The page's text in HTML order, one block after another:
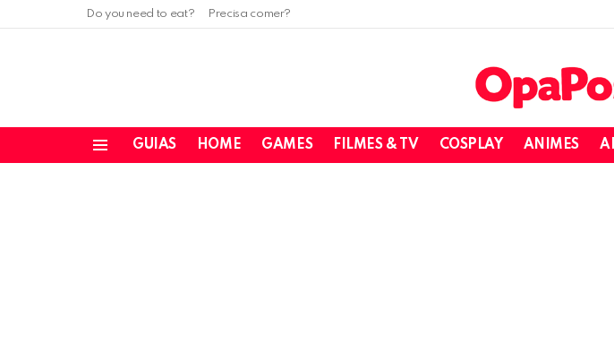
Do you need to eat? Precisa comer?
GUIAS HOME GAMES FILMES & TV COSPLAY ANIMES